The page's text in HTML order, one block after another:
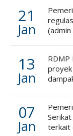
21
Jan
(admin
13
Jan
RDMP
07
Jan
terkait